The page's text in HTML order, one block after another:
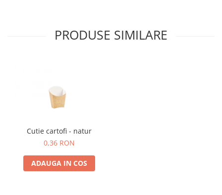
PRODUSE SIMILARE
Cutie cartofi - natur
0,36 RON
ADAUGA IN COS